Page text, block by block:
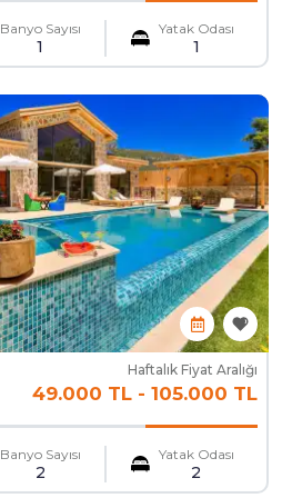
Banyo Sayısı
1
Yatak Odası
1
Haftalık Fiyat Aralığı
49.000 TL - 105.000 TL
Banyo Sayısı
2
Yatak Odası
2